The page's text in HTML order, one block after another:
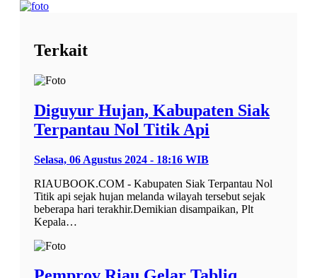
Terkait
Diguyur Hujan, Kabupaten Siak
Terpantau Nol Titik Api
Selasa, 06 Agustus 2024 - 18:16 WIB
RIAUBOOK.COM - Kabupaten Siak Terpantau Nol
Titik api sejak hujan melanda wilayah tersebut sejak
beberapa hari terakhir.Demikian disampaikan, Plt
Kepala…